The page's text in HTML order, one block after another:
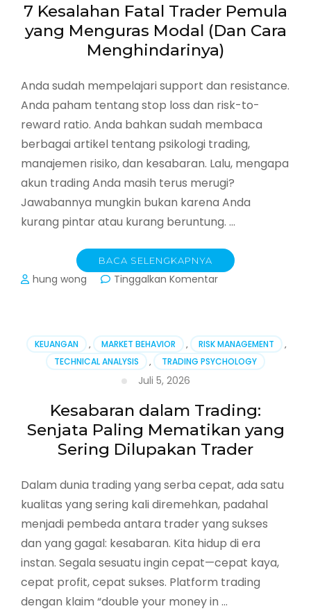
Konsisten
7 Kesalahan Fatal Trader Pemula
yang Menguras Modal (Dan Cara
Menghindarinya)
Anda sudah mempelajari support dan resistance.
Anda paham tentang stop loss dan risk-to-
reward ratio. Anda bahkan sudah membaca
berbagai artikel tentang psikologi trading,
manajemen risiko, dan kesabaran. Lalu, mengapa
akun trading Anda masih terus merugi?
Jawabannya mungkin bukan karena Anda
kurang pintar atau kurang beruntung. …
BACA SELENGKAPNYA
hung wong Tinggalkan Komentarpada
Trader
Pemula
yang
(Dan
Cara
Menghindarinya)
KEUANGAN , MARKET BEHAVIOR , RISK MANAGEMENT
,
TECHNICAL ANALYSIS
, TRADING PSYCHOLOGY
Juli 5, 2026
Kesabaran dalam Trading:
Senjata Paling Mematikan yang
Sering Dilupakan Trader
Dalam dunia trading yang serba cepat, ada satu
kualitas yang sering kali diremehkan, padahal
menjadi pembeda antara trader yang sukses
dan yang gagal: kesabaran. Kita hidup di era
instan. Segala sesuatu ingin cepat—cepat kaya,
cepat profit, cepat sukses. Platform trading
dengan klaim “double your money in …